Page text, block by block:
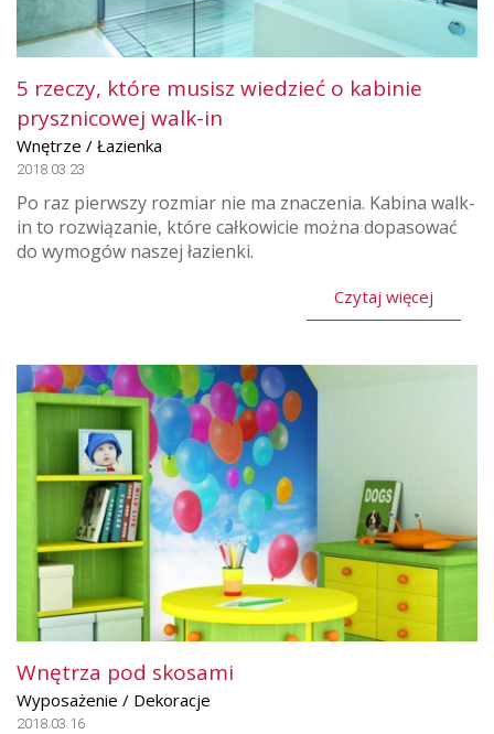
5 rzeczy, które musisz wiedzieć o kabinie
prysznicowej walk-in
Wnętrze / Łazienka
2018.03.23
Po raz pierwszy rozmiar nie ma znaczenia. Kabina walk-
in to rozwiązanie, które całkowicie można dopasować
do wymogów naszej łazienki.
Czytaj więcej
Wnętrza pod skosami
Wyposażenie / Dekoracje
2018.03.16